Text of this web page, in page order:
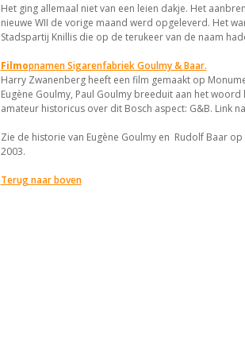
Het ging allemaal niet van een leien dakje. Het
nieuwe WII de vorige maand werd opgeleverd. Het
Stadspartij Knillis die op de terukeer van de naam
Filmopnamen Sigarenfabriek Goulmy & Baar.
Harry Zwanenberg heeft een film gemaakt op
Eugène Goulmy, Paul Goulmy breeduit aan het
amateur historicus over dit Bosch aspect: G&B. Link
Zie de historie van Eugène Goulmy en Rudolf Baar op
2003.
Terug naar boven